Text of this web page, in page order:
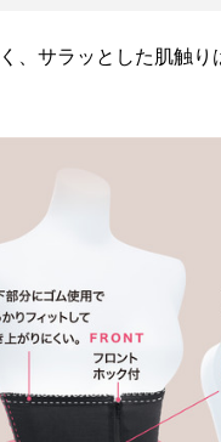
、サラッとした肌触